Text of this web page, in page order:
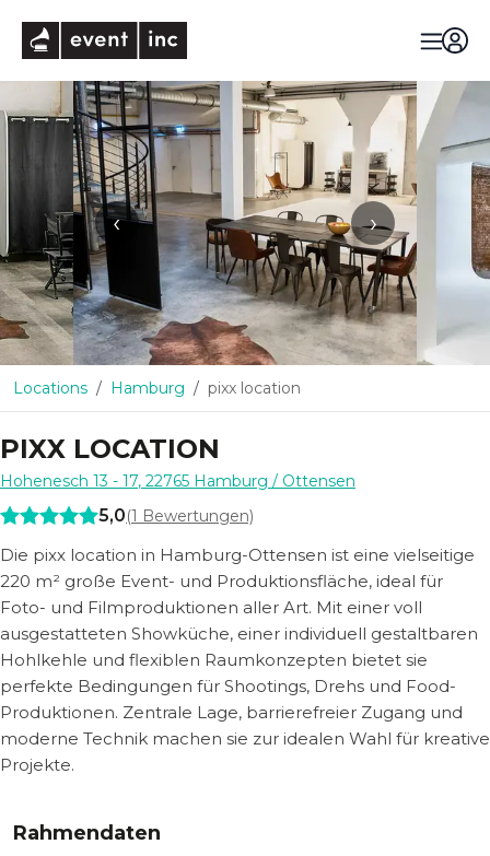
‹ ›
Locations Hamburg pixx location
PIXX LOCATION
Hohenesch 13 - 17, 22765 Hamburg / Ottensen
5,0(1 Bewertungen)
Die pixx location in Hamburg-Ottensen ist eine vielseitige
220 m² große Event- und Produktionsfläche, ideal für
Foto- und Filmproduktionen aller Art. Mit einer voll
ausgestatteten Showküche, einer individuell gestaltbaren
Hohlkehle und flexiblen Raumkonzepten bietet sie
perfekte Bedingungen für Shootings, Drehs und Food-
Produktionen. Zentrale Lage, barrierefreier Zugang und
moderne Technik machen sie zur idealen Wahl für kreative
Projekte.
Rahmendaten